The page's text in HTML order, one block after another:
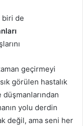
biri de
geçirmeyi
görülen hastalık
yolu derdin
değil, ama seni her